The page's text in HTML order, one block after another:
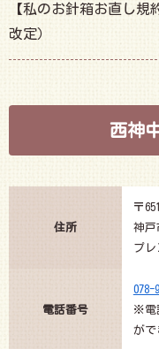
【私のお針箱お直し規
改定）
西神
住所
〒
神戸
プレ
電話番号
078-
※電
がで